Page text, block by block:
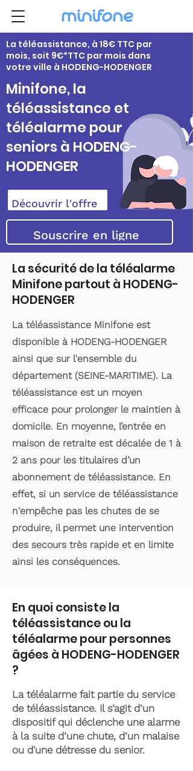
La téléassistance, à 18€ TTC par
mois, soit 9€*TTC par mois dans
votre ville à HODENG-HODENGER
Minifone, la
téléassistance et
téléalarme pour
seniors à HODENG-
HODENGER
Découvrir l'offre
Souscrire en ligne
La sécurité de la téléalarme
Minifone partout à HODENG-
HODENGER
La téléassistance Minifone est
disponible à HODENG-HODENGER
ainsi que sur l'ensemble du
département (SEINE-MARITIME). La
téléassistance est un moyen
efficace pour prolonger le maintien à
domicile. En moyenne, l’entrée en
maison de retraite est décalée de 1 à
2 ans pour les titulaires d’un
abonnement de téléassistance. En
effet, si un service de téléassistance
n'empêche pas les chutes de se
produire, il permet une intervention
des secours très rapide et en limite
ainsi les conséquences.
En quoi consiste la
téléassistance ou la
téléalarme pour personnes
âgées à HODENG-HODENGER
?
La téléalarme fait partie du service
de téléassistance. Il s’agit d’un
dispositif qui déclenche une alarme
à la suite d’une chute, d’un malaise
ou d'une détresse du senior.